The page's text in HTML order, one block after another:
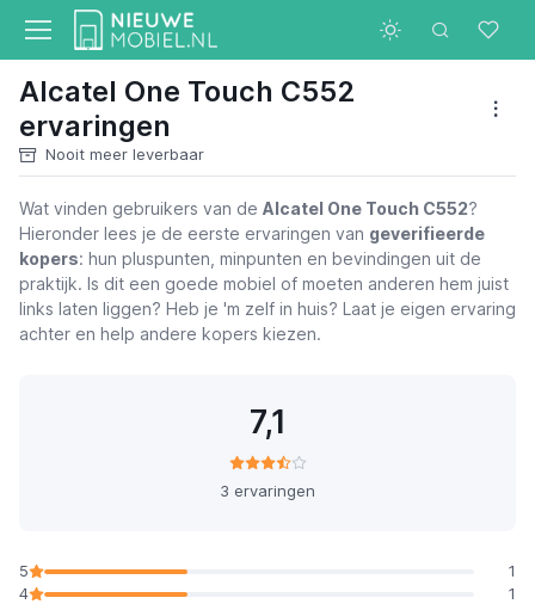
Alcatel One Touch C552
ervaringen
Nooit meer leverbaar
Wat vinden gebruikers van de Alcatel One Touch C552?
Hieronder lees je de eerste ervaringen van geverifieerde
kopers: hun pluspunten, minpunten en bevindingen uit de
praktijk. Is dit een goede mobiel of moeten anderen hem juist
links laten liggen? Heb je 'm zelf in huis? Laat je eigen ervaring
achter en help andere kopers kiezen.
7,1
3 ervaringen
5
1
4
1